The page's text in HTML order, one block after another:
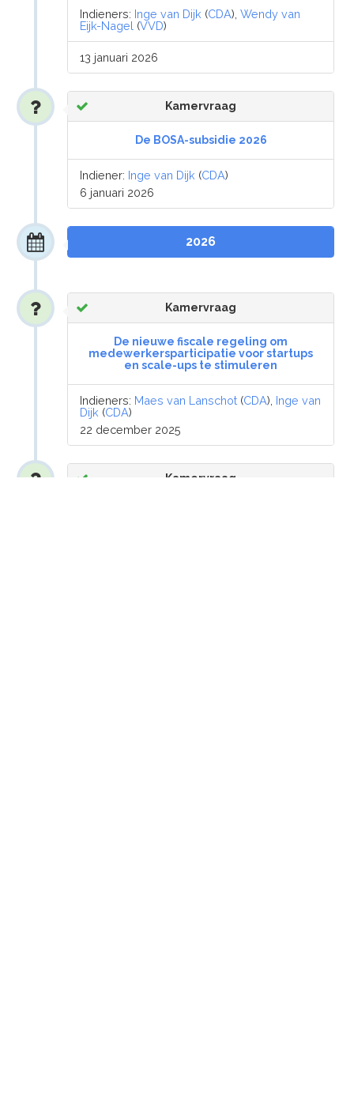
Indieners: Inge van Dijk (CDA),Wendy van
Eijk-Nagel (VVD)
13 januari 2026
Kamervraag
De BOSA-subsidie 2026
Indiener: Inge van Dijk (CDA)
6 januari 2026
2026
Kamervraag
De nieuwe fiscale regeling om
medewerkersparticipatie voor startups
en scale-ups te stimuleren
Indieners: Maes van Lanschot (CDA), Inge van
Dijk (CDA)
22 december 2025
Kamervraag